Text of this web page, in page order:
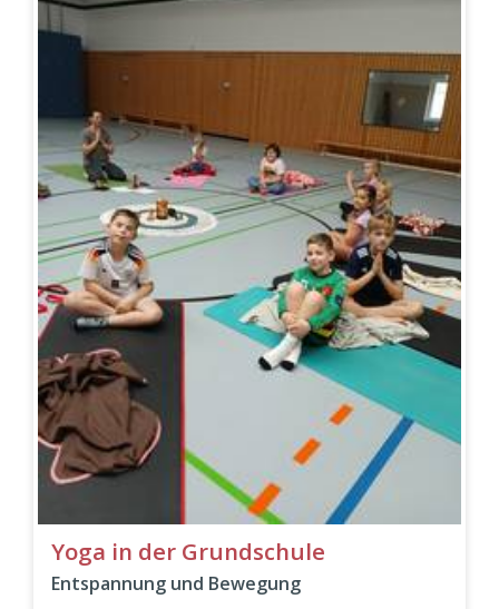
Yoga in der Grundschule
Entspannung und Bewegung